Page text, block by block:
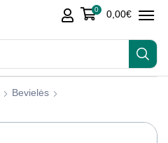
0 0,00€
Bevielės